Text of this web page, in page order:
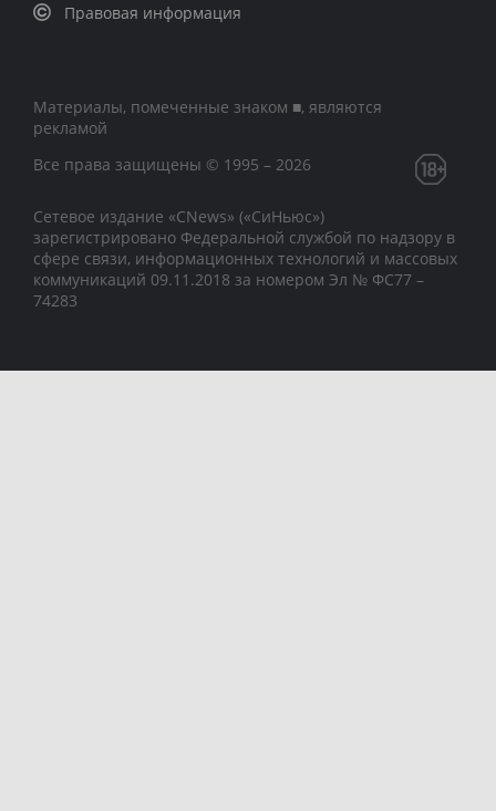
Правовая информация
Материалы, помеченные знаком ■, являются
рекламой
Все права защищены © 1995 – 2026
Сетевое издание «CNews» («СиНьюс»)
зарегистрировано Федеральной службой по надзору в
сфере связи, информационных технологий и массовых
коммуникаций 09.11.2018 за номером Эл № ФС77 –
74283